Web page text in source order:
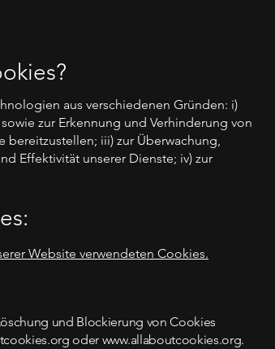
aus verschiedenen Gründen: i)
zur Erkennung und Verhinderung von
iii) zur Überwachung,
Effektivität unserer Dienste; iv) zur
Website verwendeten Cookies.
und Blockierung von Cookies
oder www.allaboutcookies.org.